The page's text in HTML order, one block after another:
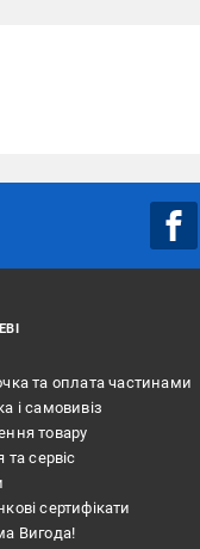
та оплата частинами
і самовивіз
товару
та сервіс
сертифікати
Вигода!